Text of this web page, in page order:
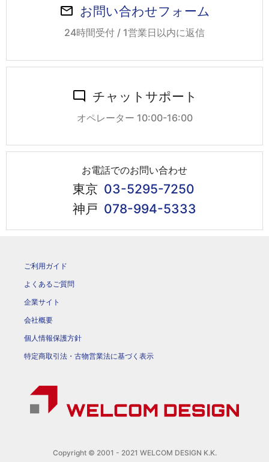
お問い合わせフォーム
24時間受付 / 1営業日以内に返信
チャットサポート
オペレーター 10:00-16:00
お電話でのお問い合わせ
東京 03-5295-7250
神戸 078-994-5333
ご利用ガイド
よくあるご質問
企業サイト
会社概要
個人情報保護方針
特定商取引法・古物営業法に基づく表示
Copyright © 2001 - 2021 WELCOM DESIGN K.K.